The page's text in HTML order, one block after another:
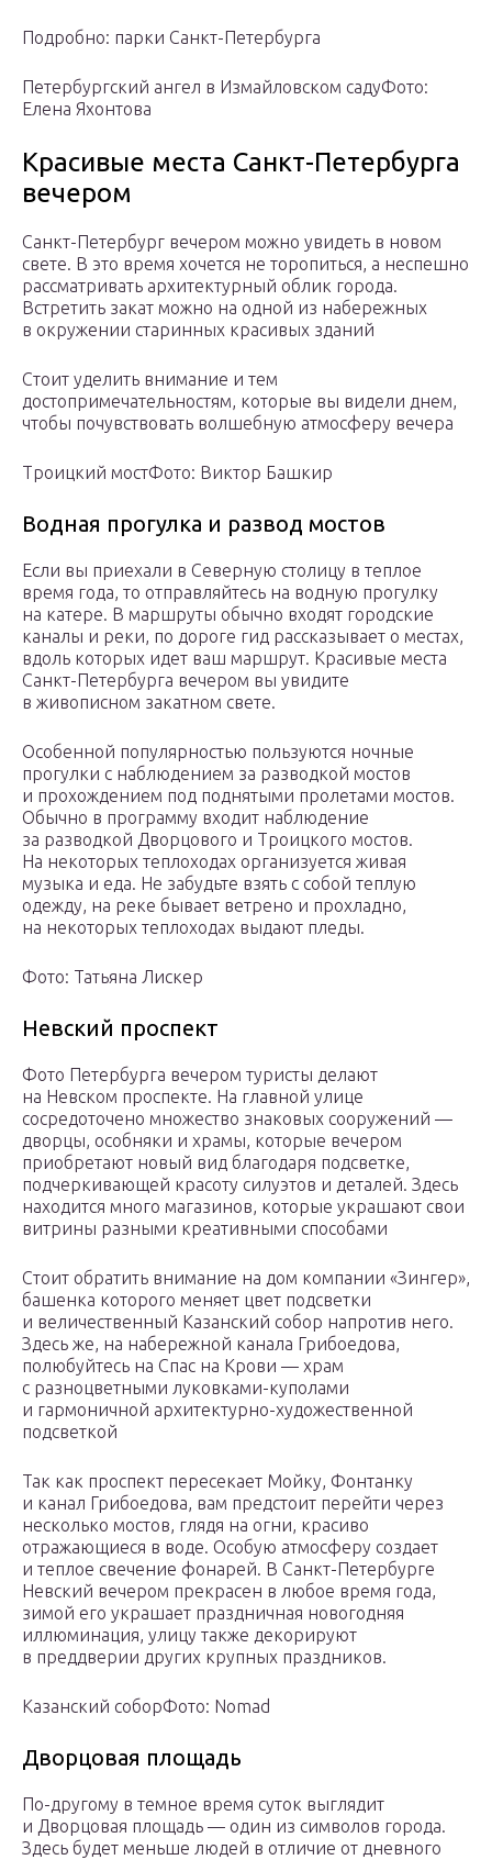
Подробно: парки Санкт-Петербурга
Петербургский ангел в Измайловском садуФото:
Елена Яхонтова
Красивые места Санкт-Петербурга
вечером
Санкт-Петербург вечером можно увидеть в новом
свете. В это время хочется не торопиться, а неспешно
рассматривать архитектурный облик города.
Встретить закат можно на одной из набережных
в окружении старинных красивых зданий
Стоит уделить внимание и тем
достопримечательностям, которые вы видели днем,
чтобы почувствовать волшебную атмосферу вечера
Троицкий мостФото: Виктор Башкир
Водная прогулка и развод мостов
Если вы приехали в Северную столицу в теплое
время года, то отправляйтесь на водную прогулку
на катере. В маршруты обычно входят городские
каналы и реки, по дороге гид рассказывает о местах,
вдоль которых идет ваш маршрут. Красивые места
Санкт-Петербурга вечером вы увидите
в живописном закатном свете.
Особенной популярностью пользуются ночные
прогулки с наблюдением за разводкой мостов
и прохождением под поднятыми пролетами мостов.
Обычно в программу входит наблюдение
за разводкой Дворцового и Троицкого мостов.
На некоторых теплоходах организуется живая
музыка и еда. Не забудьте взять с собой теплую
одежду, на реке бывает ветрено и прохладно,
на некоторых теплоходах выдают пледы.
Фото: Татьяна Лискер
Невский проспект
Фото Петербурга вечером туристы делают
на Невском проспекте. На главной улице
сосредоточено множество знаковых сооружений —
дворцы, особняки и храмы, которые вечером
приобретают новый вид благодаря подсветке,
подчеркивающей красоту силуэтов и деталей. Здесь
находится много магазинов, которые украшают свои
витрины разными креативными способами
Стоит обратить внимание на дом компании «Зингер»,
башенка которого меняет цвет подсветки
и величественный Казанский собор напротив него.
Здесь же, на набережной канала Грибоедова,
полюбуйтесь на Спас на Крови — храм
с разноцветными луковками-куполами
и гармоничной архитектурно-художественной
подсветкой
Так как проспект пересекает Мойку, Фонтанку
и канал Грибоедова, вам предстоит перейти через
несколько мостов, глядя на огни, красиво
отражающиеся в воде. Особую атмосферу создает
и теплое свечение фонарей. В Санкт-Петербурге
Невский вечером прекрасен в любое время года,
зимой его украшает праздничная новогодняя
иллюминация, улицу также декорируют
в преддверии других крупных праздников.
Казанский соборФото: Nomad
Дворцовая площадь
По-другому в темное время суток выглядит
и Дворцовая площадь — один из символов города.
Здесь будет меньше людей в отличие от дневного